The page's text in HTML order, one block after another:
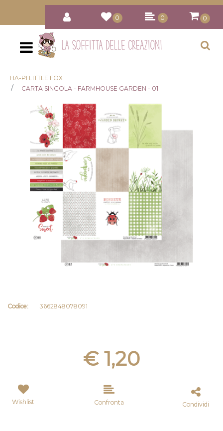
0 0 0
Open
HA-PI LITTLE FOX
CARTA SINGOLA - FARMHOUSE GARDEN - 01
Codice: 3662848078091
€ 1,20
Wishlist Confronta Condividi